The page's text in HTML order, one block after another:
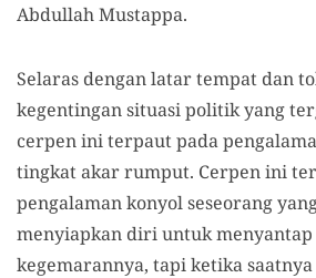
Abdullah Mustappa.
Selaras dengan latar tempat dan
kegentingan situasi politik yang
cerpen ini terpaut pada
tingkat akar rumput. Cerpen ini
pengalaman konyol seseorang
menyiapkan diri untuk menyantap
kegemarannya, tapi ketika